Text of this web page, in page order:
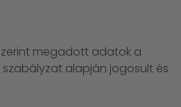
megadott adatok a
alapján jogosult és